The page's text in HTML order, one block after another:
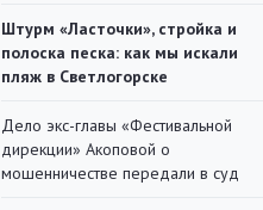
Штурм «Ласточки», стройка и
полоска песка: как мы искали
пляж в Светлогорске
Дело экс-главы «Фестивальной
дирекции» Акоповой о
мошенничестве передали в суд